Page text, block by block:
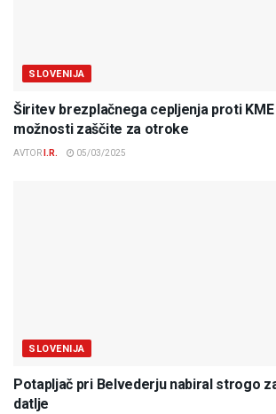
SLOVENIJA
Širitev brezplačnega cepljenja proti
možnosti zaščite za otroke
AVTOR I.R. 05/03/2025
SLOVENIJA
Potapljač pri Belvederju nabiral strogo
datlje